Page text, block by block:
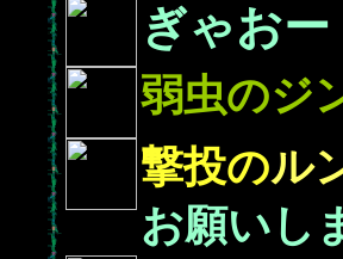
ぎゃおー
弱虫のジ
撃投のル
お願いし